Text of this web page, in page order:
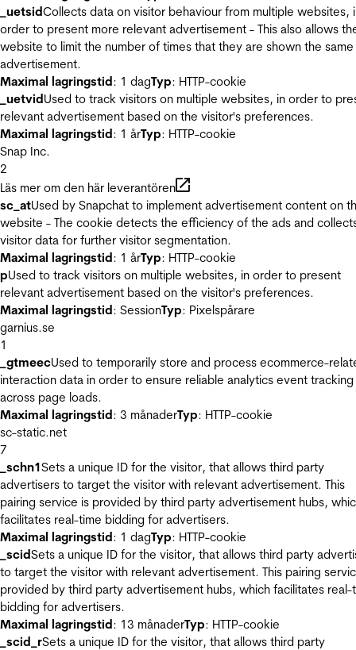
_uetsidCollects data on visitor behaviour from multiple websites,
order to present more relevant advertisement - This also allows
website to limit the number of times that they are shown the same
advertisement.
Maximal lagringstid: 1 dagTyp: HTTP-cookie
_uetvidUsed to track visitors on multiple websites, in order to
relevant advertisement based on the visitor's preferences.
Maximal lagringstid: 1 årTyp: HTTP-cookie
Snap Inc.
2
Läs mer om den här leverantören
sc_atUsed by Snapchat to implement advertisement content on
website - The cookie detects the efficiency of the ads and
visitor data for further visitor segmentation.
Maximal lagringstid: 1 årTyp: HTTP-cookie
pUsed to track visitors on multiple websites, in order to present
relevant advertisement based on the visitor's preferences.
Maximal lagringstid: SessionTyp: Pixelspårare
garnius.se
1
_gtmeecUsed to temporarily store and process ecommerce-
interaction data in order to ensure reliable analytics event tracking
across page loads.
Maximal lagringstid: 3 månaderTyp: HTTP-cookie
sc-static.net
7
_schn1Sets a unique ID for the visitor, that allows third party
advertisers to target the visitor with relevant advertisement. This
pairing service is provided by third party advertisement hubs,
facilitates real-time bidding for advertisers.
Maximal lagringstid: 1 dagTyp: HTTP-cookie
_scidSets a unique ID for the visitor, that allows third party
to target the visitor with relevant advertisement. This pairing
provided by third party advertisement hubs, which facilitates real-
bidding for advertisers.
Maximal lagringstid: 13 månaderTyp: HTTP-cookie
_scid_rSets a unique ID for the visitor, that allows third party